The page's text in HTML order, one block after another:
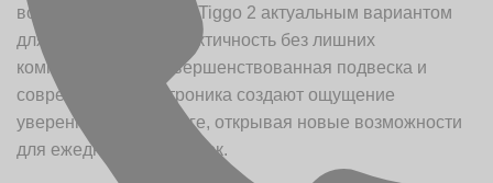
возможностей делает Tiggo 2 актуальным вариантом
для тех, кто ценит практичность без лишних
компромиссов. Усовершенствованная подвеска и
современная электроника создают ощущение
уверенности на дороге, открывая новые возможности
для ежедневных поездок.